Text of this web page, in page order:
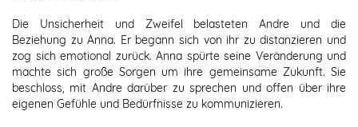
Die Unsicherheit und Zweifel belasteten Andre und die
Beziehung zu Anna. Er begann sich von ihr zu distanzieren und
zog sich emotional zurück. Anna spürte seine Veränderung und
machte sich große Sorgen um ihre gemeinsame Zukunft. Sie
beschloss, mit Andre darüber zu sprechen und offen über ihre
eigenen Gefühle und Bedürfnisse zu kommunizieren.